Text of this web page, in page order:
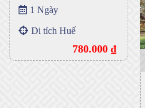
780.000₫
1 Ngày
Di tích Huế